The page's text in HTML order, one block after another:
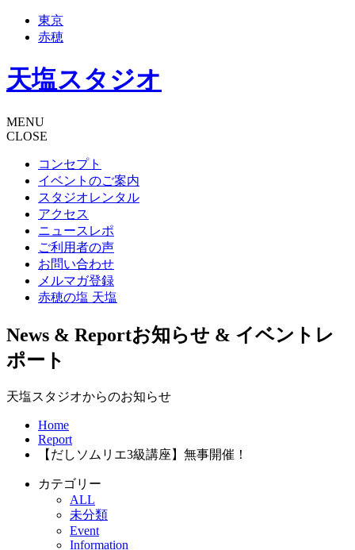
東京
赤穂
天塩スタジオ
MENU
CLOSE
コンセプト
イベントのご案内
スタジオレンタル
アクセス
ニュースレポ
ご利用者の声
お問い合わせ
メルマガ登録
赤穂の塩 天塩
News & Reportお知らせ & イベントレ
ポート
天塩スタジオからのお知らせ
Home
Report
【だしソムリエ3級講座】無事開催！
カテゴリー
ALL
未分類
Event
Information